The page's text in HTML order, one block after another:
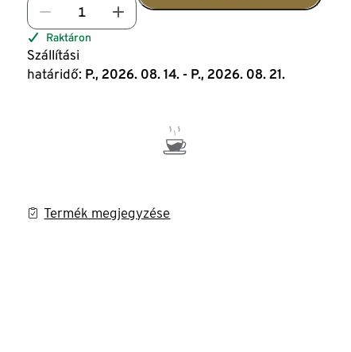
Raktáron
Szállítási
határidő: P., 2026. 08. 14. - P., 2026. 08. 21.
Termék megjegyzése